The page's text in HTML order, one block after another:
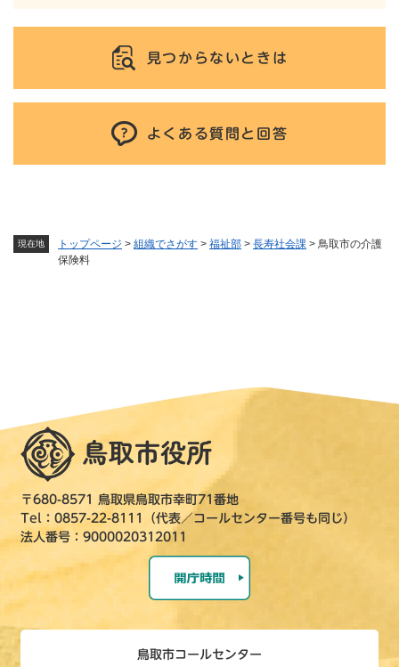
現在地 トップページ > 組織でさがす > 福祉部 > 長寿社会課 > 鳥取市の介護
保険料
見つからないときは
よくある質問と回答
〒680-8571 鳥取県鳥取市幸町71番地
Tel：0857-22-8111（代表／コールセンター番号も同じ）
法人番号：9000020312011
鳥取市コールセンター